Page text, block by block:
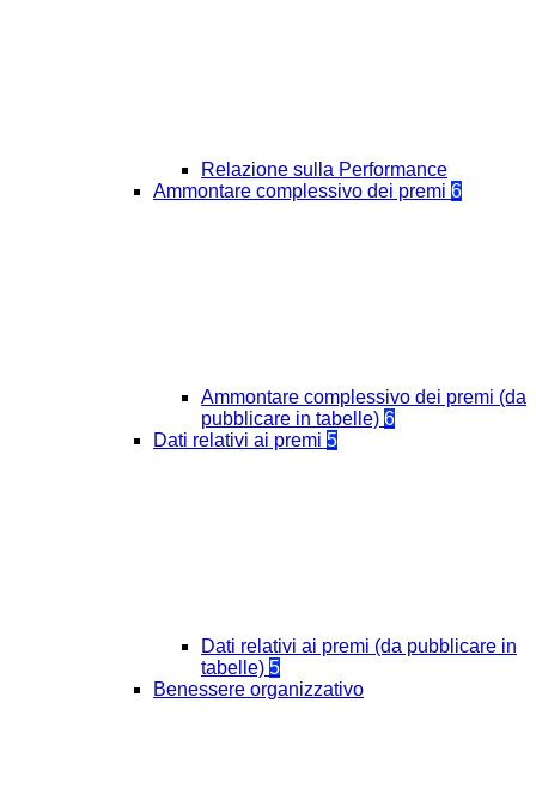
Relazione sulla Performance
Ammontare complessivo dei premi 6
Ammontare complessivo dei premi (da
pubblicare in tabelle) 6
Dati relativi ai premi 5
Dati relativi ai premi (da pubblicare in
tabelle) 5
Benessere organizzativo